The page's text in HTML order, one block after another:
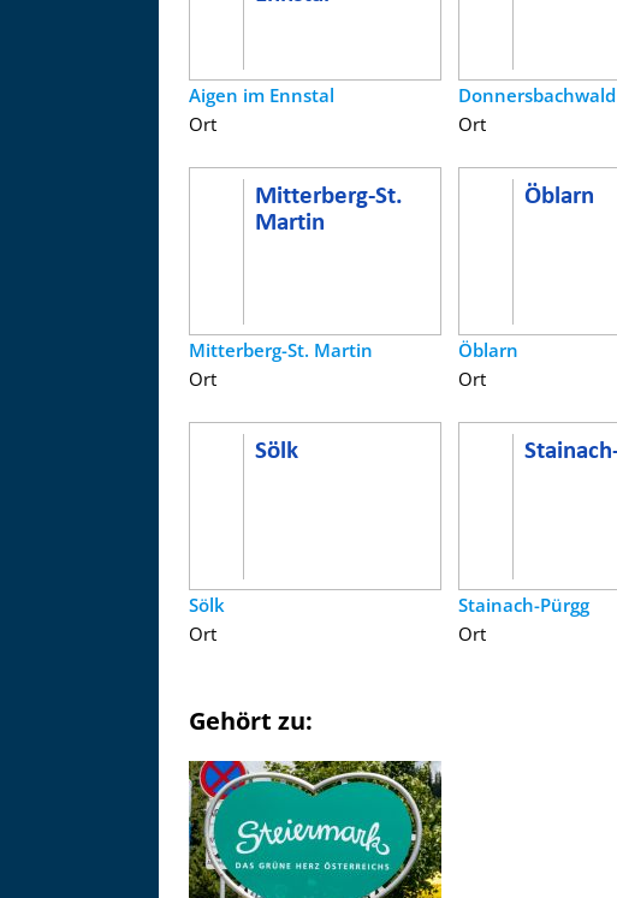
Aigen im Ennstal
Ort
Mitterberg-St. Martin
Ort
Sölk
Ort
Donnersbachwald
Ort
Öblarn
Ort
Stainach-Pürgg
Ort
Gehört zu: